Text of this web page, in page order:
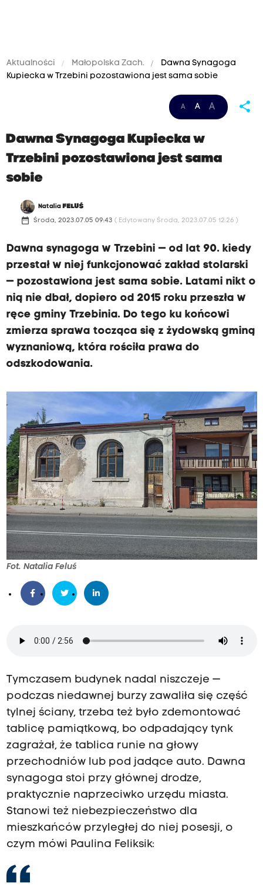
Aktualności Małopolska Zach.
Dawna Synagoga
Kupiecka w Trzebini pozostawiona jest sama sobie
A A A share
Dawna Synagoga Kupiecka w
Trzebini pozostawiona jest sama
sobie
Natalia FELUŚ
date_range Środa, 2023.07.05 09:43 ( Edytowany Środa, 2023.07.05 12:26 )
Dawna synagoga w Trzebini — od lat 90. kiedy
przestał w niej funkcjonować zakład stolarski
— pozostawiona jest sama sobie. Latami nikt o
nią nie dbał, dopiero od 2015 roku przeszła w
ręce gminy Trzebinia. Do tego ku końcowi
zmierza sprawa tocząca się z żydowską gminą
wyznaniową, która rościła prawa do
odszkodowania.
Fot. Natalia Feluś
Tymczasem budynek nadal niszczeje —
podczas niedawnej burzy zawaliła się część
tylnej ściany, trzeba też było zdemontować
tablicę pamiątkową, bo odpadający tynk
zagrażał, że tablica runie na głowy
przechodniów lub pod jadące auto. Dawna
synagoga stoi przy głównej drodze,
praktycznie naprzeciwko urzędu miasta.
Stanowi też niebezpieczeństwo dla
mieszkańców przyległej do niej posesji, o
czym mówi Paulina Feliksik: